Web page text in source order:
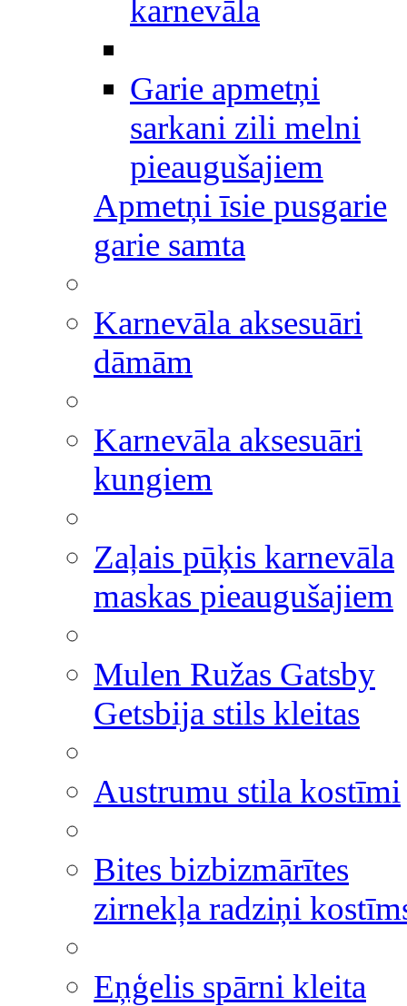
karnevāla
Garie apmetņi
sarkani zili melni
pieaugušajiem
Apmetņi īsie pusgarie
garie samta
Karnevāla aksesuāri
dāmām
Karnevāla aksesuāri
kungiem
Zaļais pūķis karnevāla
maskas pieaugušajiem
Mulen Ružas Gatsby
Getsbija stils kleitas
Austrumu stila kostīmi
Bites bizbizmārītes
zirnekļa radziņi
Eņģelis spārni kleita